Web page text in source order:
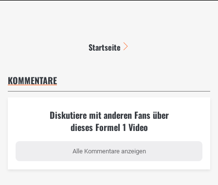
Startseite
KOMMENTARE
Diskutiere mit anderen Fans über
dieses Formel 1 Video
Alle Kommentare anzeigen